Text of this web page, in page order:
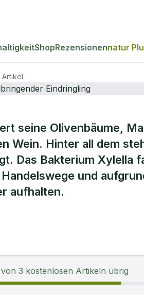
ShopRezensionennatur
Artikel
seine Olivenbäume,
Wein. Hinter all dem
Das Bakterium Xylella
und
aufhalten.
3 kostenlosen Artikeln übrig